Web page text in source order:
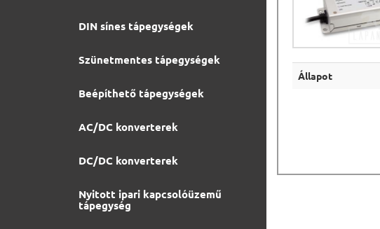
DIN sínes tápegységek
Szünetmentes tápegységek
Beépíthető tápegységek
AC/DC konverterek
DC/DC konverterek
Nyitott ipari kapcsolóüzemű
tápegység
Állapot